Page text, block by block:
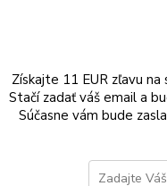
Musashi
Musashi
Získajte 11 EUR zľavu
Stačí zadať váš email a
Súčasne vám bude